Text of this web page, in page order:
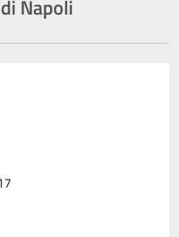
Napoli